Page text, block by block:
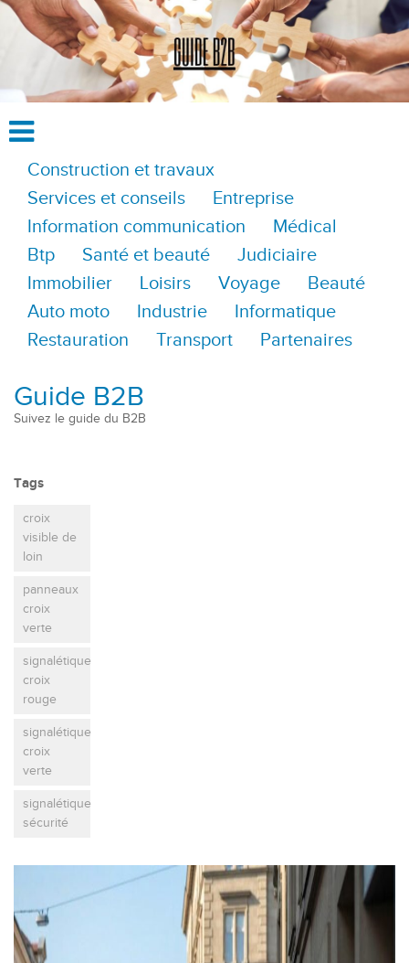
Construction et travaux
Services et conseils
Entreprise
Information communication
Médical
Btp
Santé et beauté
Judiciaire
Immobilier
Loisirs Voyage
Beauté
Auto moto
Industrie
Informatique
Restauration
Transport Partenaires
Guide B2B
Suivez le guide du B2B
Tags
croix
visible de
loin
panneaux
croix
verte
signalétique
croix
rouge
signalétique
croix
verte
signalétique
sécurité